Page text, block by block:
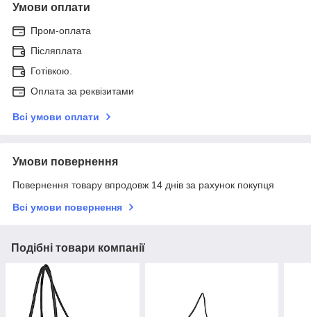
Умови оплати
Пром-оплата
Післяплата
Готівкою.
Оплата за реквізитами
Всі умови оплати
Умови повернення
Повернення товару впродовж 14 днів за рахунок покупця
Всі умови повернення
Подібні товари компанії